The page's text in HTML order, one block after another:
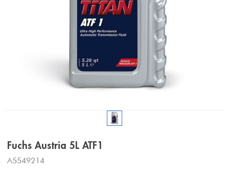
Fuchs Austria 5L ATF1
A5549214